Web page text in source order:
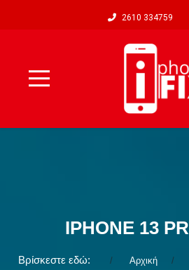
2610 334759
IPHONE 13
Βρίσκεστε εδώ: Αρχική